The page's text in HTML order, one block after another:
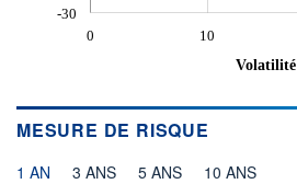
-30
0 10
Volatilité
MESURE DE RISQUE
1 AN 3 ANS 5 ANS 10 ANS